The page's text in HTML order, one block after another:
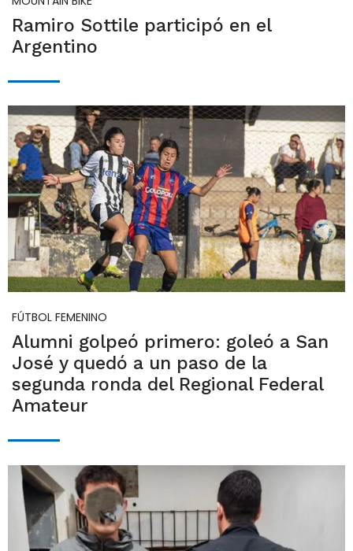
Ramiro Sottile participó en el
Argentino
FÚTBOL FEMENINO
Alumni golpeó primero: goleó a San
José y quedó a un paso de la
segunda ronda del Regional Federal
Amateur